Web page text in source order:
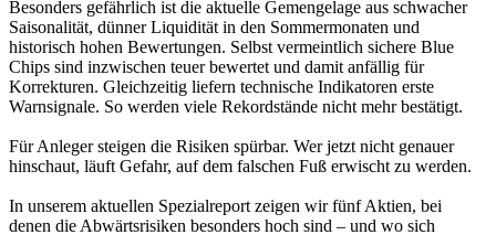
Besonders gefährlich ist die aktuelle Gemengelage aus schwacher
Saisonalität, dünner Liquidität in den Sommermonaten und
historisch hohen Bewertungen. Selbst vermeintlich sichere Blue
Chips sind inzwischen teuer bewertet und damit anfällig für
Korrekturen. Gleichzeitig liefern technische Indikatoren erste
Warnsignale. So werden viele Rekordstände nicht mehr bestätigt.
Für Anleger steigen die Risiken spürbar. Wer jetzt nicht genauer
hinschaut, läuft Gefahr, auf dem falschen Fuß erwischt zu werden.
In unserem aktuellen Spezialreport zeigen wir fünf Aktien, bei
denen die Abwärtsrisiken besonders hoch sind – und wo sich